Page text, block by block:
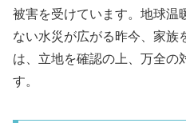
被害を受けています。地球温
ない水災が広がる昨今、家族
は、立地を確認の上、万全の
す。